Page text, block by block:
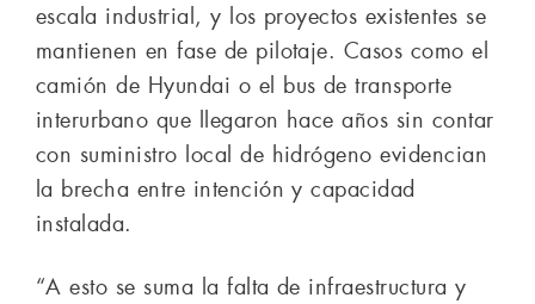
escala industrial, y los proyectos existentes se
mantienen en fase de pilotaje. Casos como el
camión de Hyundai o el bus de transporte
interurbano que llegaron hace años sin contar
con suministro local de hidrógeno evidencian
la brecha entre intención y capacidad
instalada.
“A esto se suma la falta de infraestructura y